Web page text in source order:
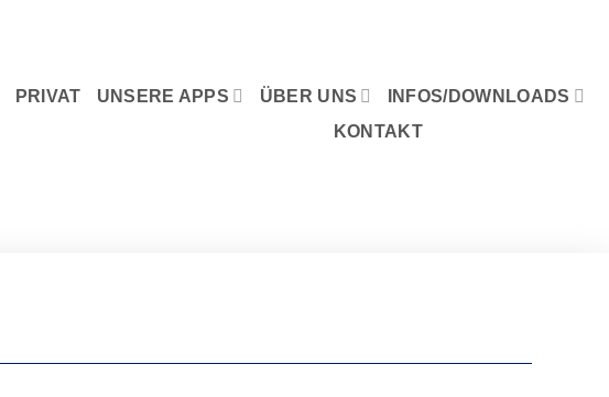
PRIVAT UNSERE APPS ÜBER UNS
INFOS/DOWNLOADS
KONTAKT